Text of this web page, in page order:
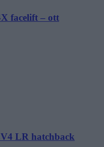
facelift – ott
LR hatchback